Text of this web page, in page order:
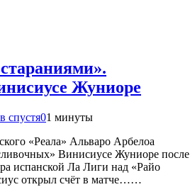
Жуниоре
спустя01 минуты
«Реала» Альваро Арбелоа
Винисиусе Жуниоре после
испанской Ла Лиги над «Райо
открыл счёт в матче……